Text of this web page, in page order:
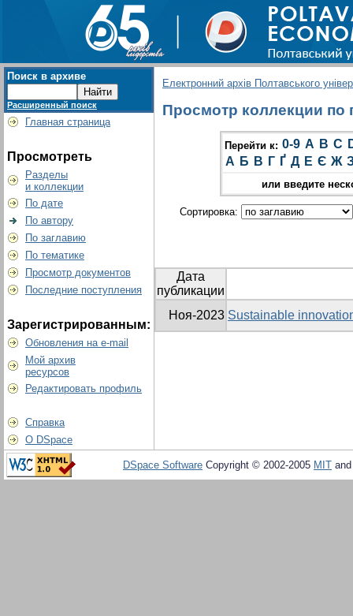
Поиск в архиве
Расширенный поиск
Главная страница
Просмотреть
Разделы
и коллекции
По дате
По автору
По заглавию
По тематике
Просмотр документов
Последние поступления
Зарегистрированным:
Обновления на e-mail
Мой архив
ресурсов
Редактировать профиль
Справка
О DSpace
Електронний архів Полтавського
Просмотр коллекции по
Перейти к: 0-9 A B C
А Б В Г Ґ Д Е Є Ж
или введите
Сортировка:
Дата
публикации
Ноя-2023 Sustainable
DSpace Software Copyright © 2002-2005 MIT